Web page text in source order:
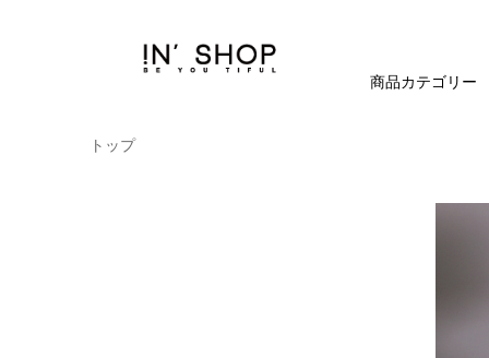
商品カテゴリー
トップ